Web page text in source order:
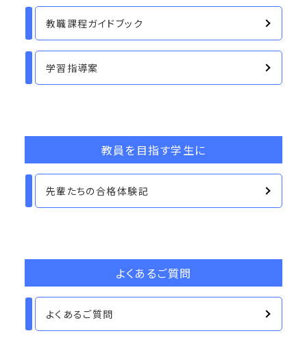
教職課程ガイドブック
学習指導案
教員を目指す学生に
先輩たちの合格体験記
よくあるご質問
よくあるご質問